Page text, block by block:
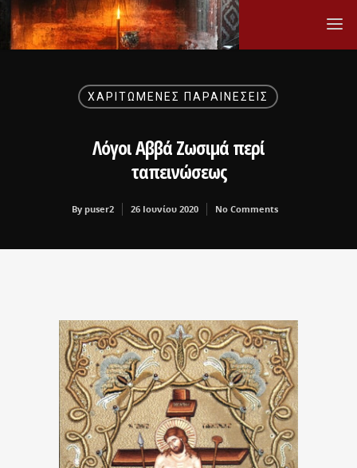
ΧΑΡΙΤΩΜΈΝΕΣ ΠΑΡΑΙΝΈΣΕΙΣ
Λόγοι Αββά Ζωσιμά περί
ταπεινώσεως
By puser2 26 Ιουνίου 2020 No Comments